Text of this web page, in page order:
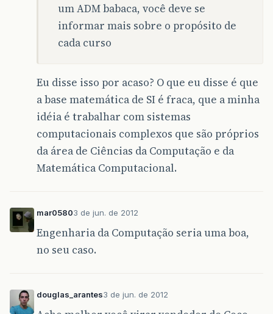
um ADM babaca, você deve se
informar mais sobre o propósito de
cada curso
Eu disse isso por acaso? O que eu disse é que
a base matemática de SI é fraca, que a minha
idéia é trabalhar com sistemas
computacionais complexos que são próprios
da área de Ciências da Computação e da
Matemática Computacional.
mar05803 de jun. de 2012
Engenharia da Computação seria uma boa,
no seu caso.
douglas_arantes3 de jun. de 2012